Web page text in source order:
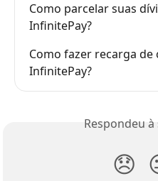
Como parcelar suas
InfinitePay?
Como fazer recarga de
InfinitePay?
Respondeu
😞